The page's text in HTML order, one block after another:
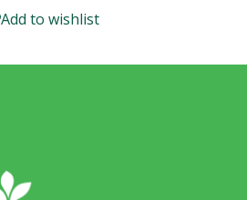
Add to wishlist